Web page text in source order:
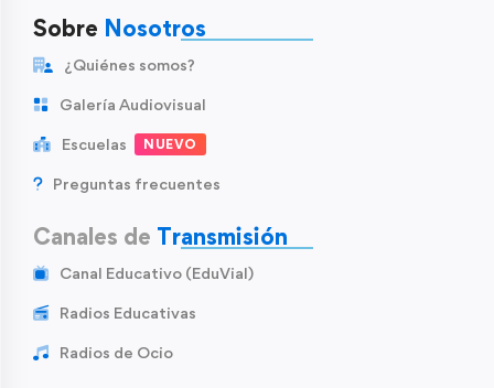
Sobre Nosotros
¿Quiénes somos?
Galería Audiovisual
Escuelas NUEVO
Preguntas frecuentes
Canales de Transmisión
Canal Educativo (EduVial)
Radios Educativas
Radios de Ocio